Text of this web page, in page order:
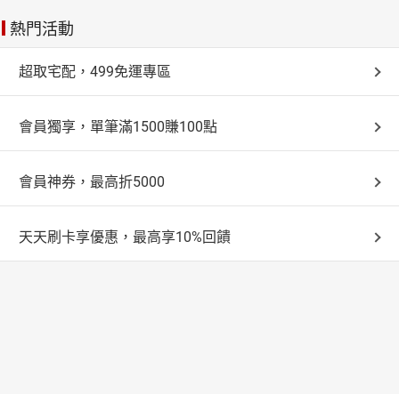
熱門活動
超取宅配，499免運專區
會員獨享，單筆滿1500賺100點
會員神券，最高折5000
天天刷卡享優惠，最高享10%回饋